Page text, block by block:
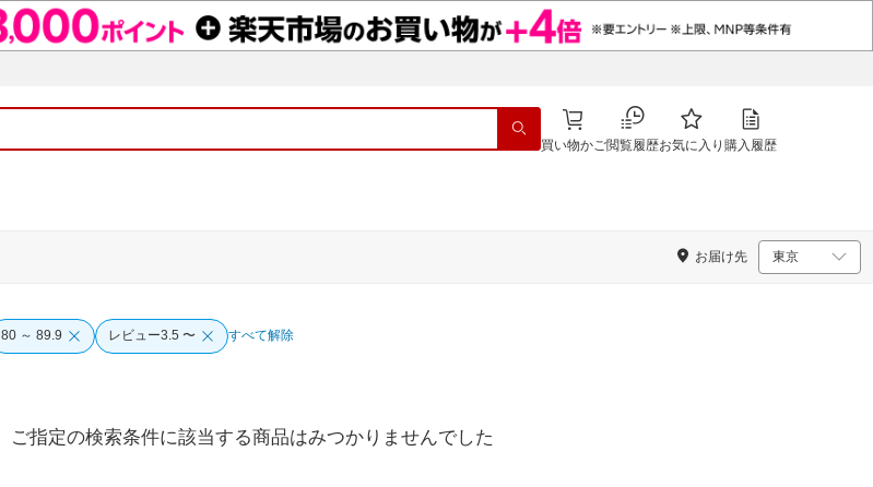
買い物かご閲覧履歴お気に入り 購入履歴
お届け先
80 ～ 89.9 レビュー3.5 〜 すべて解除
ご指定の検索条件に該当する商品はみつかりませんでした